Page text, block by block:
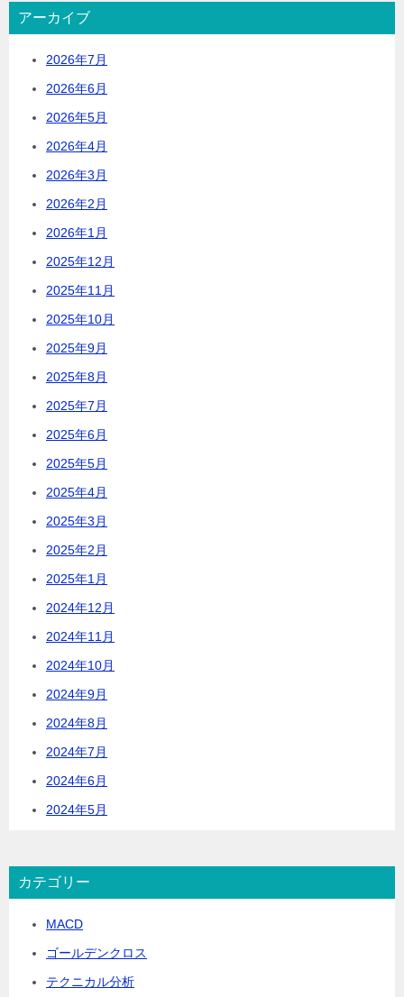
アーカイブ
2026年7月
2026年6月
2026年5月
2026年4月
2026年3月
2026年2月
2026年1月
2025年12月
2025年11月
2025年10月
2025年9月
2025年8月
2025年7月
2025年6月
2025年5月
2025年4月
2025年3月
2025年2月
2025年1月
2024年12月
2024年11月
2024年10月
2024年9月
2024年8月
2024年7月
2024年6月
2024年5月
カテゴリー
MACD
ゴールデンクロス
テクニカル分析